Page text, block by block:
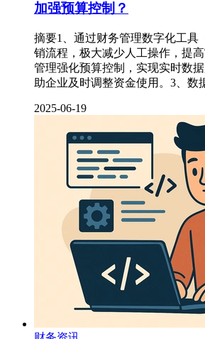
加强预算控制？
摘要1、通过财务管理数字化工具
销流程，极大减少人工操作，提
管理强化预算控制，实现实时数
助企业及时调整资金使用。3、数
2025-06-19